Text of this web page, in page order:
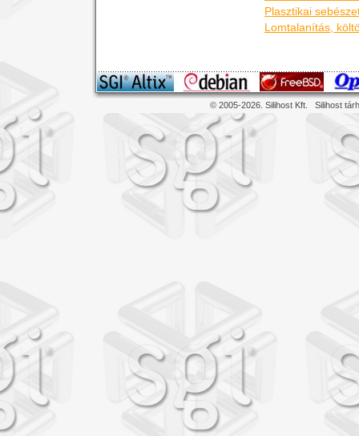
Plasztikai
Lomtalanítás,
© 2005-2026. Silihost Kft. Silihost